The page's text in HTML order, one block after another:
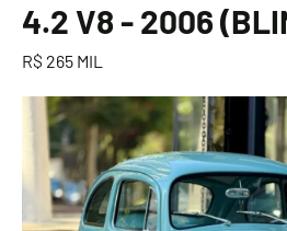
4.2 V8 - 2006
R$ 265 MIL